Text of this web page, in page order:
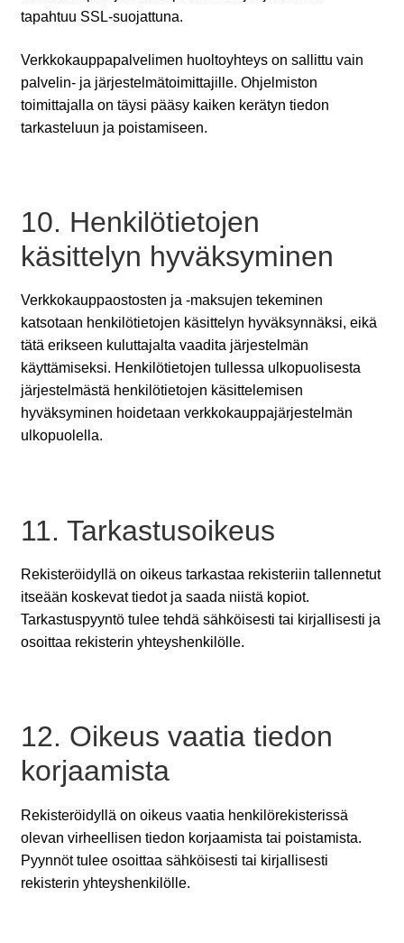
tapahtuu SSL-suojattuna.
Verkkokauppapalvelimen huoltoyhteys on sallittu vain
palvelin- ja järjestelmätoimittajille. Ohjelmiston
toimittajalla on täysi pääsy kaiken kerätyn tiedon
tarkasteluun ja poistamiseen.
10. Henkilötietojen
käsittelyn hyväksyminen
Verkkokauppaostosten ja -maksujen tekeminen
katsotaan henkilötietojen käsittelyn hyväksynnäksi, eikä
tätä erikseen kuluttajalta vaadita järjestelmän
käyttämiseksi. Henkilötietojen tullessa ulkopuolisesta
järjestelmästä henkilötietojen käsittelemisen
hyväksyminen hoidetaan verkkokauppajärjestelmän
ulkopuolella.
11. Tarkastusoikeus
Rekisteröidyllä on oikeus tarkastaa rekisteriin tallennetut
itseään koskevat tiedot ja saada niistä kopiot.
Tarkastuspyyntö tulee tehdä sähköisesti tai kirjallisesti ja
osoittaa rekisterin yhteyshenkilölle.
12. Oikeus vaatia tiedon
korjaamista
Rekisteröidyllä on oikeus vaatia henkilörekisterissä
olevan virheellisen tiedon korjaamista tai poistamista.
Pyynnöt tulee osoittaa sähköisesti tai kirjallisesti
rekisterin yhteyshenkilölle.